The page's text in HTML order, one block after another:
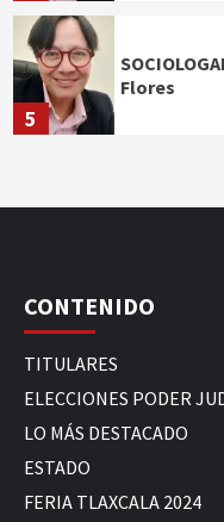
5
Flores
CONTENIDO
TITULARES
ELECCIONES PODER
LO MÁS DESTACADO
ESTADO
FERIA TLAXCALA 2024